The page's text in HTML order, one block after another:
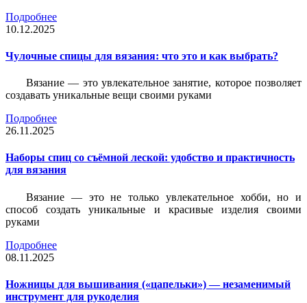
Подробнее
10.12.2025
Чулочные спицы для вязания: что это и как выбрать?
Вязание — это увлекательное занятие, которое позволяет
создавать уникальные вещи своими руками
Подробнее
26.11.2025
Наборы спиц со съёмной леской: удобство и практичность
для вязания
Вязание — это не только увлекательное хобби, но и
способ создать уникальные и красивые изделия своими
руками
Подробнее
08.11.2025
Ножницы для вышивания («цапельки») — незаменимый
инструмент для рукоделия